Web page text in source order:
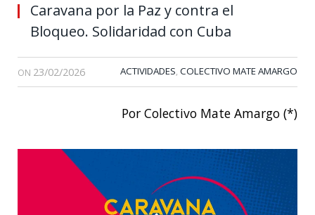
Caravana por la Paz y contra el
Bloqueo. Solidaridad con Cuba
ON 23/02/2026 ACTIVIDADES, COLECTIVO MATE AMARGO
Por Colectivo Mate Amargo (*)